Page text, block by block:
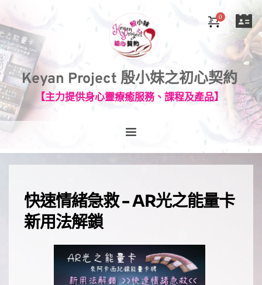
Keyan Project 殷小妹之初心契約
【主力提供身心靈療癒服務、課程及產品】
快速情緒急救 - AR光之能量卡
新用法解鎖